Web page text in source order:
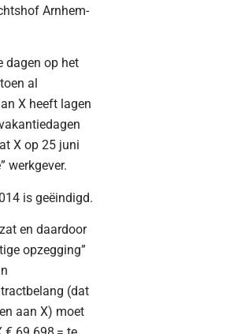
Arnhem-
dagen op het
al
X heeft lagen
X op 25 juni
werkgever.
is geëindigd.
en daardoor
opzegging”
(dat
aan X) moet